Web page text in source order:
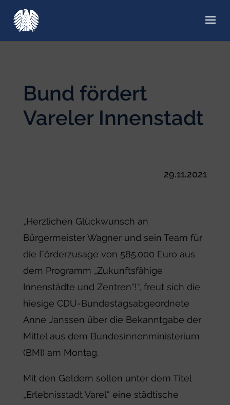
Bund fördert
Vareler Innenstadt
29.11.2021
„Herzlichen Glückwunsch an
Bürgermeister Wagner und sein Team für
die Förderzusage von 585.000 Euro aus
dem Programm „Zukunftsfähige
Innenstädte und Zentren“!“, freut sich die
hiesige CDU-Bundestagsabgeordnete
Anne Janssen über die Bekanntgabe der
Mittel aus dem Bundesinnenministerium
(BMI) am Montag.
Mit den Geldern sollen unter dem Titel
„Erlebnisstadt Varel“ eine städtische